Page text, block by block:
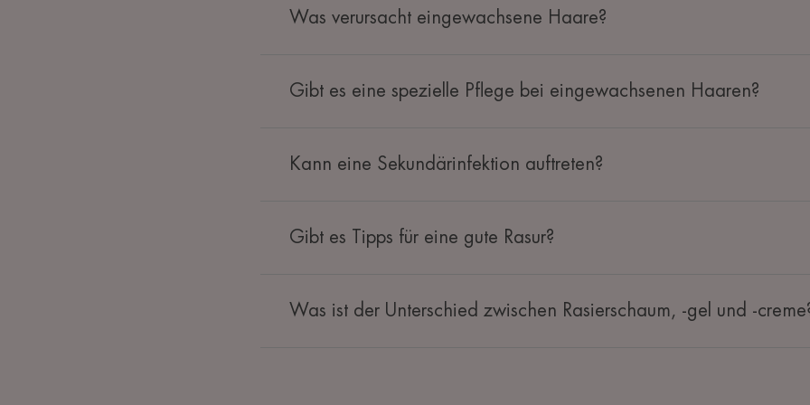
Was verursacht eingewachsene Haare?
Gibt es eine spezielle Pflege bei eingewachsenen Haaren?
Kann eine Sekundärinfektion auftreten?
Gibt es Tipps für eine gute Rasur?
Was ist der Unterschied zwischen Rasierschaum, -gel und -